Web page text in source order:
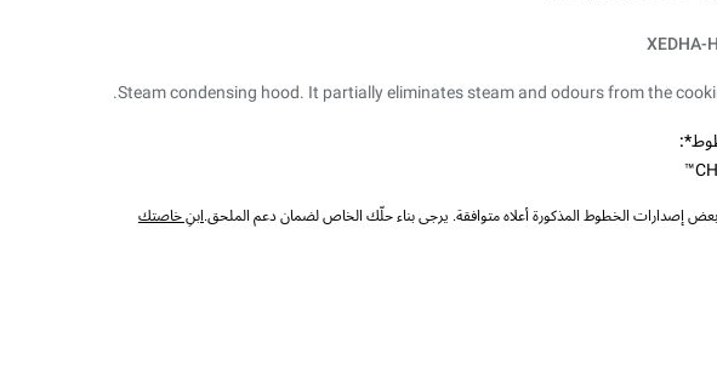
Steam condensing hood. It partially eliminates steam and odours from the
إصدارات الخطوط المذكورة أعلاه متوافقة. يرجى بناء حلّك الخاص لضمان دعم الملحق.ابنِ خاصتك